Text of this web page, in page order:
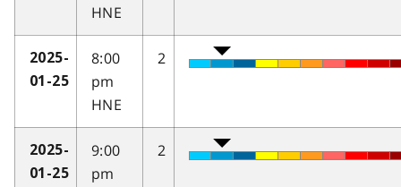
HNE
2025-
01-25
8:00
pm
HNE
2
2025-
01-25
9:00
pm
2